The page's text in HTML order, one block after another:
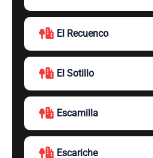
El Recuenco
El Sotillo
Escamilla
Escariche